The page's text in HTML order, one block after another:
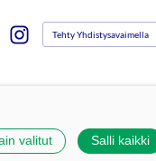
Instagram
Tehty Yhdistysavaimella
valitut Salli kaikki